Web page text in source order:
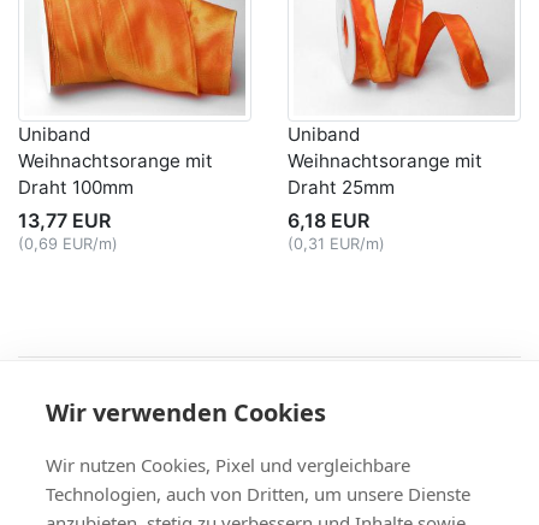
Uniband
Weihnachtsorange mit
Draht 100mm
13,77 EUR
(0,69 EUR/m)
Uniband
Weihnachtsorange mit
Draht 25mm
6,18 EUR
(0,31 EUR/m)
AGB
| Widerruf & -formular | Datenschutz
Versand & Zahlung,Kontakt,Fax-Bestellschein
+49 (0)8704/9281-95, Fax: -96
Wir verwenden Cookies
Wir nutzen Cookies, Pixel und vergleichbare
Technologien, auch von Dritten, um unsere Dienste